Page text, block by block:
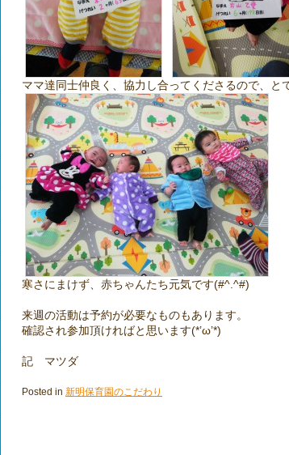
ママ達同士仲良く、協力し合ってくださるので、
寒さにまけず、赤ちゃんたち元気です(#^.^#)
来週の活動は予約が必要なものもあります。
確認され参加頂ければと思います(*’ω’*)
記 マツダ
Posted in 新明保育園のこだわり